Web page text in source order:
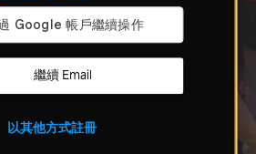
繼續 Email
以其他方式註冊